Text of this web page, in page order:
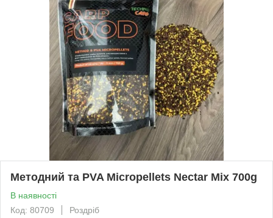
Методний та PVA Micropellets Nectar Mix 700g
В наявності
Код: 80709
Роздріб